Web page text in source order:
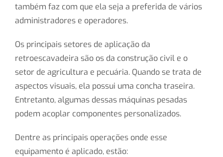
também faz com que ela seja a preferida de vários
administradores e operadores.
Os principais setores de aplicação da
retroescavadeira são os da construção civil e o
setor de agricultura e pecuária. Quando se trata de
aspectos visuais, ela possui uma concha traseira.
Entretanto, algumas dessas máquinas pesadas
podem acoplar componentes personalizados.
Dentre as principais operações onde esse
equipamento é aplicado, estão: